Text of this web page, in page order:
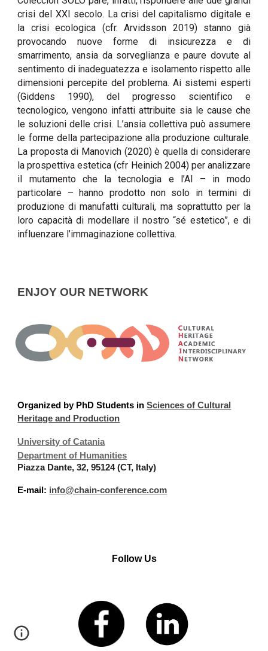
crisi del XXI secolo. La crisi del capitalismo digitale e
la crisi ecologica (cfr. Arvidsson 2019) stanno già
provocando nuove forme di insicurezza e di
smarrimento, ansia da sorveglianza e paure dovute al
sentimento di inadeguatezza e isolamento rispetto alle
dimensioni percepite del problema. Ai sistemi esperti
(Giddens 1990), del progresso scientifico e
tecnologico, vengono infatti attribuite sia le cause che
le soluzioni delle crisi. L’ansia collettiva può assumere
le forme della partecipazione alla produzione culturale.
La proposta di Manovich (2020) è quella di considerare
la prospettiva estetica (cfr Heinich 2004) per analizzare
il mutamento che la tecnologia e l’AI – in modo
particolare – hanno prodotto non solo in termini di
produzione di manufatti culturali, ma soprattutto per la
loro capacità di modellare il nostro “sé estetico”, e di
influenzare l’immaginazione collettiva.
ENJOY OUR NETWORK
Organized by PhD Students inSciences of Cultural
Heritage and Production
University of Catania
Department of Humanities
Piazza Dante, 32, 95124 (CT, Italy)
E-mail: info@chain-conference.com
Follow Us